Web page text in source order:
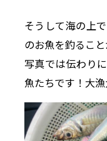
そうして海の上
のお魚を釣るこ
写真では伝わり
魚たちです！大漁